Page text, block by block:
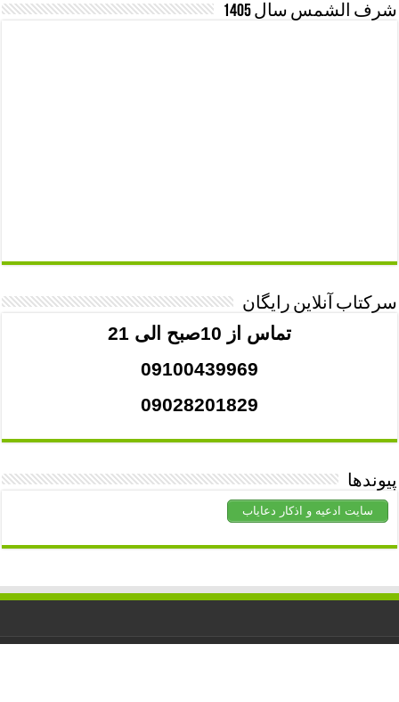
شرف الشمس سال 1405
سرکتاب آنلاین رایگان
تماس از 10صبح الی 21
09100439969
09028201829
پیوندها
سایت ادعیه و اذکار دعایاب